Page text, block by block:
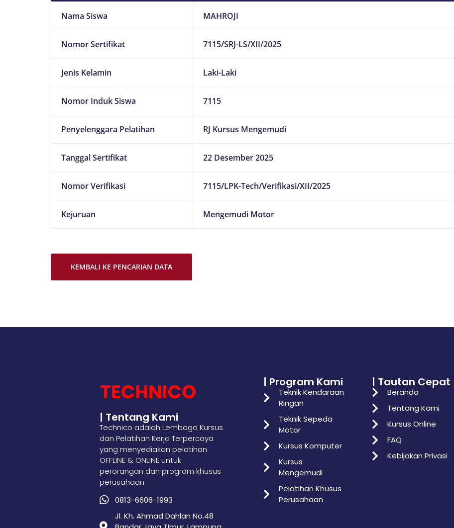
Nama Siswa MAHROJI
Nomor Sertifikat 7115/SRJ-LS/XII/2025
Jenis Kelamin Laki-Laki
Nomor Induk Siswa 7115
Penyelenggara Pelatihan RJ Kursus Mengemudi
Tanggal Sertifikat 22 Desember 2025
Nomor Verifikasi 7115/LPK-Tech/Verifikasi/XII/2025
Kejuruan Mengemudi Motor
KEMBALI KE PENCARIAN DATA
| Tentang Kami
Technico adalah Lembaga Kursus
dan Pelatihan Kerja Terpercaya
yang menyediakan pelatihan
OFFLINE & ONLINE untuk
perorangan dan program khusus
perusahaan
0813-6606-1993
Jl. Kh. Ahmad Dahlan No.48
| Program Kami
Teknik Kendaraan
Ringan
Teknik Sepeda
Motor
Kursus Komputer
Kursus
Mengemudi
Pelatihan Khusus
Perusahaan
| Tautan Cepat
Beranda
Tentang Kami
Kursus Online
FAQ
Kebijakan Privasi